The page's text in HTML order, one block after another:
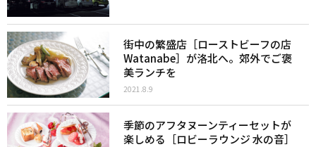
街中の繁盛店［ローストビーフの店
Watanabe］が洛北へ。郊外でご褒
美ランチを
2021.8.9
季節のアフタヌーンティーセットが
楽しめる［ロビーラウンジ 水の音］